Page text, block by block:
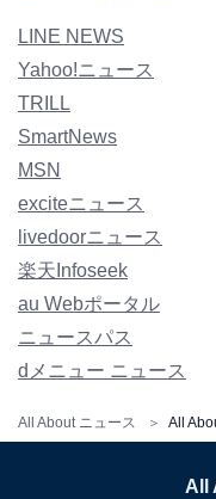
All About ニュース All
LINE NEWS
Yahoo!ニュース
TRILL
SmartNews
MSN
exciteニュース
livedoorニュース
楽天Infoseek
au Webポータル
ニュースパス
dメニュー ニュース
All